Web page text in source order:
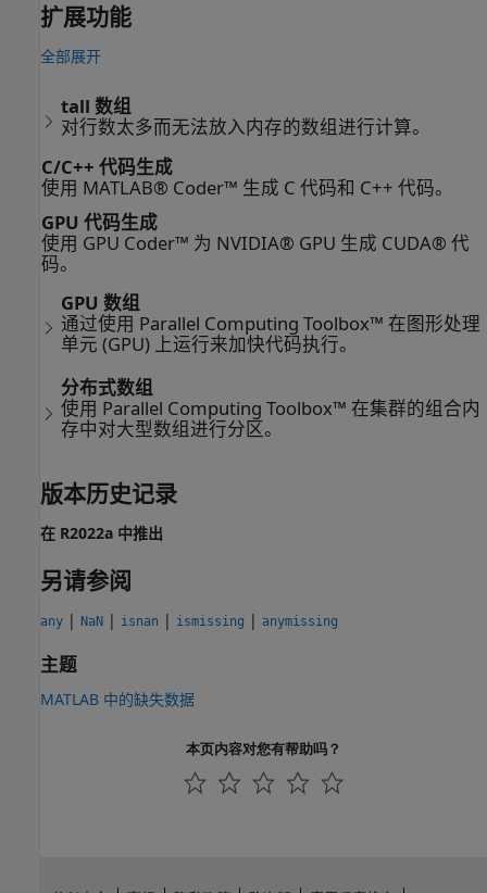
扩展功能
全部展开
tall 数组
对行数太多而无法放入内存的数组进行计算。
C/C++ 代码生成
使用 MATLAB® Coder™ 生成 C 代码和 C++ 代码。
GPU 代码生成
使用 GPU Coder™ 为 NVIDIA® GPU 生成 CUDA® 代
码。
GPU 数组
通过使用 Parallel Computing Toolbox™ 在图形处理
单元 (GPU) 上运行来加快代码执行。
分布式数组
使用 Parallel Computing Toolbox™ 在集群的组合内
存中对大型数组进行分区。
版本历史记录
在 R2022a 中推出
另请参阅
any | NaN | isnan | ismissing | anymissing
主题
MATLAB 中的缺失数据
本页内容对您有帮助吗？